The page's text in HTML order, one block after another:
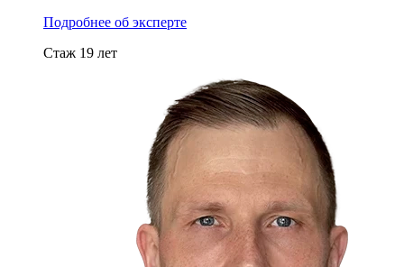
Подробнее об эксперте
Стаж 19 лет